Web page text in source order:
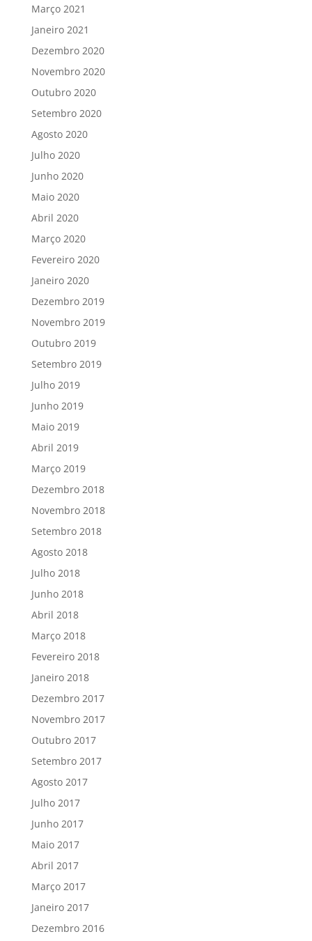
Março 2021
Janeiro 2021
Dezembro 2020
Novembro 2020
Outubro 2020
Setembro 2020
Agosto 2020
Julho 2020
Junho 2020
Maio 2020
Abril 2020
Março 2020
Fevereiro 2020
Janeiro 2020
Dezembro 2019
Novembro 2019
Outubro 2019
Setembro 2019
Julho 2019
Junho 2019
Maio 2019
Abril 2019
Março 2019
Dezembro 2018
Novembro 2018
Setembro 2018
Agosto 2018
Julho 2018
Junho 2018
Abril 2018
Março 2018
Fevereiro 2018
Janeiro 2018
Dezembro 2017
Novembro 2017
Outubro 2017
Setembro 2017
Agosto 2017
Julho 2017
Junho 2017
Maio 2017
Abril 2017
Março 2017
Janeiro 2017
Dezembro 2016